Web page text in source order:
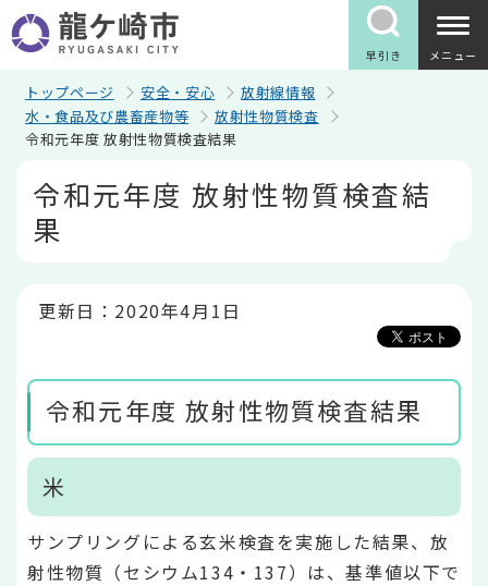
の
ペ
早引き メニュー
トップページ 安全・安心
放射線情報
水・食品及び農畜産物等
放射性物質検査
令和元年度 放射性物質検査結果
令和元年度 放射性物質検査結
果
更新日：2020年4月1日
令和元年度 放射性物質検査結果
米
サンプリングによる玄米検査を実施した結果、放
射性物質（セシウム134・137）は、基準値以下で